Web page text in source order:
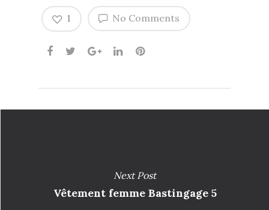
No Comments
1
Next Post
Vêtement femme Bastingage 5